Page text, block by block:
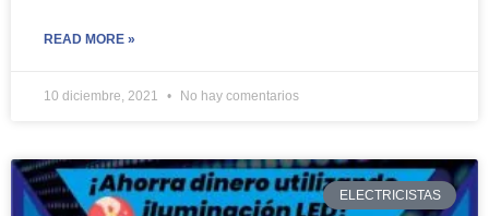
READ MORE »
10 diciembre, 2021 No hay comentarios
ELECTRICISTAS